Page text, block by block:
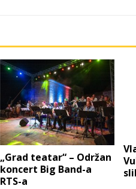
„Grad teatar“ – Održan
koncert Big Band-a
RTS-a